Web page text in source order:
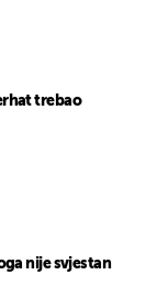
trebao
nije svjestan